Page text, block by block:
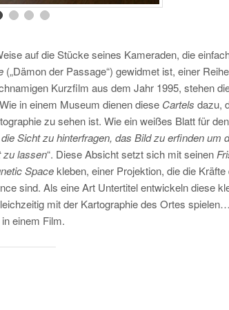
auf die Stücke seines Kameraden, die
(„Dämon der Passage“) gewidmet ist, einer
Kurzfilm aus dem Jahr 1995, stehen
in einem Museum dienen diese Cartels dazu,
zu sehen ist. Wie ein weißes Blatt für
Sicht zu hinterfragen, das Bild zu erfinden um
zu lassen“. Diese Absicht setzt sich mit seinen
Space kleben, einer Projektion, die die
sind. Als eine Art Untertitel entwickeln diese
mit der Kartographie des Ortes
einem Film.